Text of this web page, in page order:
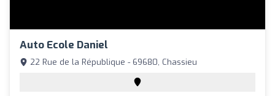
Auto Ecole Daniel
22 Rue de la République - 69680, Chassieu